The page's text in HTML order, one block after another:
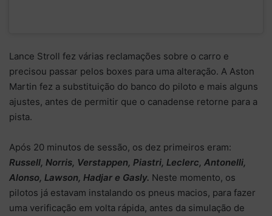
Lance Stroll fez várias reclamações sobre o carro e
precisou passar pelos boxes para uma alteração. A Aston
Martin fez a substituição do banco do piloto e mais alguns
ajustes, antes de permitir que o canadense retorne para a
pista.
Após 20 minutos de sessão, os dez primeiros eram:
Russell, Norris, Verstappen, Piastri, Leclerc, Antonelli,
Alonso, Lawson, Hadjar e Gasly. Neste momento, os
pilotos já estavam instalando os pneus macios, para fazer
uma verificação em volta rápida, antes da simulação de